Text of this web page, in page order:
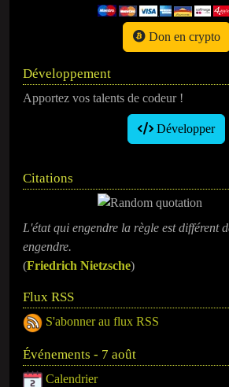
Don en crypto
Développement
Apportez vos talents de codeur !
Développer
Citations
L'état qui engendre la règle est différent
engendre.
(Friedrich Nietzsche)
Flux RSS
S'abonner au flux RSS
Événements - 7 août
Calendrier